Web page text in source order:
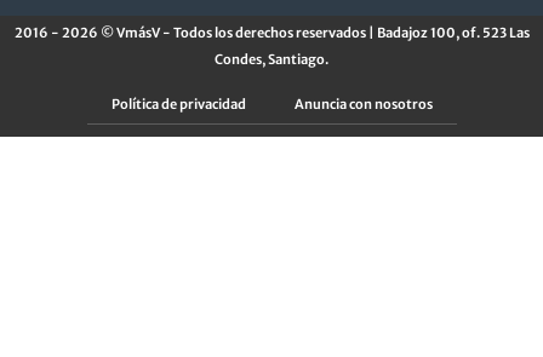
2016 - 2026 © VmásV - Todos los derechos reservados | Badajoz 100, of. 523 Las
Condes, Santiago.
Política de privacidad Anuncia con nosotros